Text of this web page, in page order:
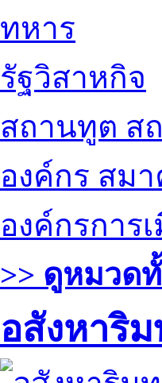
ทหาร
รัฐวิสาหกิจ
สถานทูต ส
องค์กร สม
องค์กรการ
>> ดูหมวด
อสังหาริ